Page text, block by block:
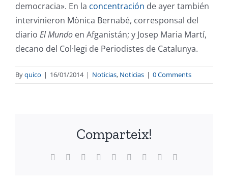
democracia». En la concentración de ayer también
intervinieron Mònica Bernabé, corresponsal del
diario El Mundo en Afganistán; y Josep Maria Martí,
decano del Col·legi de Periodistes de Catalunya.
Byquico | 16/01/2014 | Noticias, Noticias | 0 Comments
Comparteix!
Facebook Reddit LinkedInWhatsApp
TumblrPinterest